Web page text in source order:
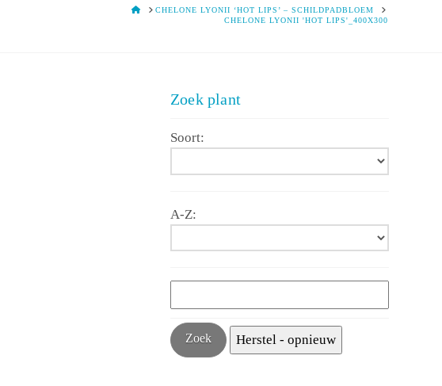
HOMECHELONE LYONII ‘HOT LIPS’ – SCHILDPADBLOEM
CHELONE LYONII 'HOT LIPS'_400X300
Zoek plant
Soort:
A-Z: